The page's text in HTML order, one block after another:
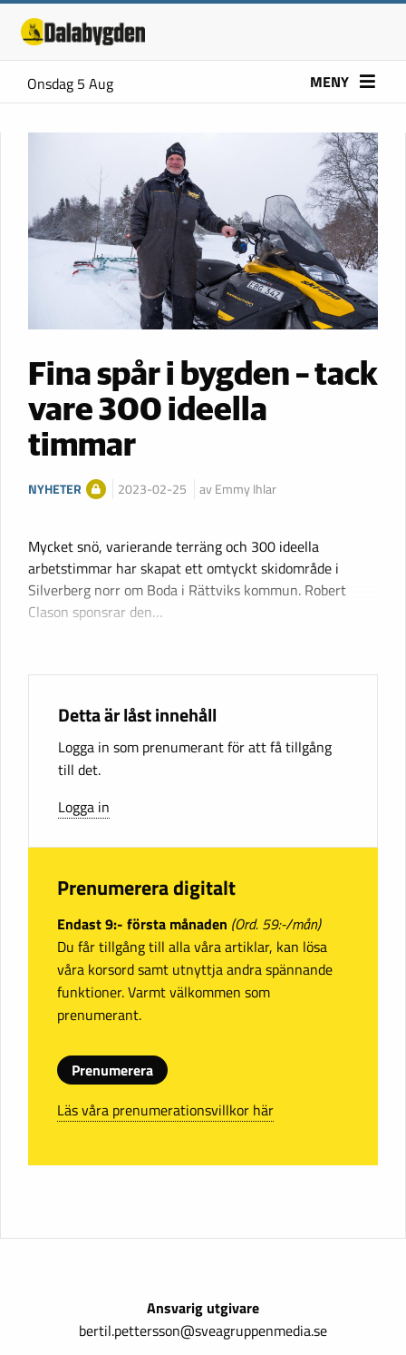
Onsdag 5 Aug MENY
Fina spår i bygden – tack
vare 300 ideella
timmar
NYHETER 2023-02-25 av Emmy Ihlar
Mycket snö, varierande terräng och 300 ideella
arbetstimmar har skapat ett omtyckt skidområde i
Silverberg norr om Boda i Rättviks kommun. Robert
Clason sponsrar den…
Detta är låst innehåll
Logga in som prenumerant för att få tillgång
till det.
Logga in
Prenumerera digitalt
Endast 9:- första månaden (Ord. 59:-/mån)
Du får tillgång till alla våra artiklar, kan lösa
våra korsord samt utnyttja andra spännande
funktioner. Varmt välkommen som
prenumerant.
Prenumerera
Läs våra prenumerationsvillkor här
Ansvarig utgivare
bertil.pettersson@sveagruppenmedia.se